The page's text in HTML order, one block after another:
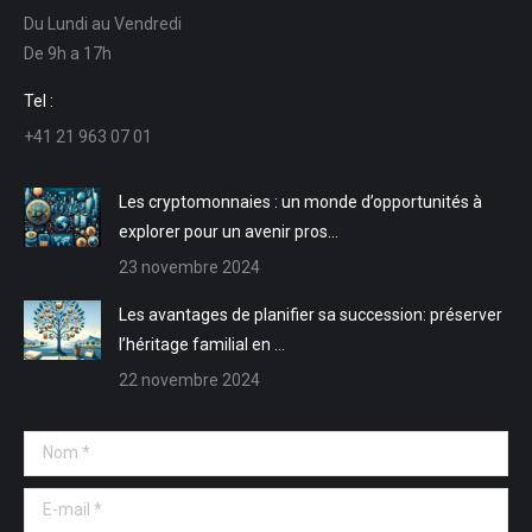
s'ouvre
dans
une
s'ouvre
dans
mail Web
Du Lundi au Vendredi
De 9h a 17h
Tel :
+41 21 963 07 01
Les cryptomonnaies : un monde d’opportunités à
explorer pour un avenir pros…
23 novembre 2024
Les avantages de planifier sa succession: préserver
l’héritage familial en …
22 novembre 2024
Nom *
E-mail *